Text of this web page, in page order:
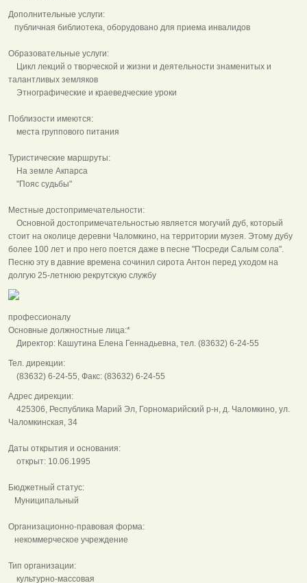
Дополнительные услуги:
публичная библиотека, оборудовано для приема инвалидов
Образовательные услуги:
Цикл лекций о творческой и жизни и деятельности знаменитых и
талантливых земляков
Этнографические и краеведческие уроки
Поблизости имеются:
места группового питания
Туристические маршруты:
На земле Акпарса
"Пояс судьбы"
Местные достопримечательности:
Основной достопримечательностью является могучий дуб, который
стоит на околице деревни Чаломкино, на территории музея. Этому дубу
более 100 лет и про него поется даже в песне "Посреди Салым сола".
Песню эту в давние времена сочинил сирота Антон перед уходом на
долгую 25-летнюю рекрутскую службу
профессионалу
Основные должностные лица:*
Директор: Кашутина Елена Геннадьевна, тел. (83632) 6-24-55
Тел. дирекции:
(83632) 6-24-55, Факс: (83632) 6-24-55
Адрес дирекции:
425306, Республика Марий Эл, Горномарийский р-н, д. Чаломкино, ул.
Чаломкинская, 34
Даты открытия и основания:
открыт: 10.06.1995
Бюджетный статус:
Муниципальный
Организационно-правовая форма:
некоммерческое учреждение
Тип организации:
культурно-массовая